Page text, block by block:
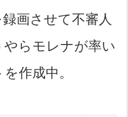
画させて不審人
らモレナが率い
作成中。